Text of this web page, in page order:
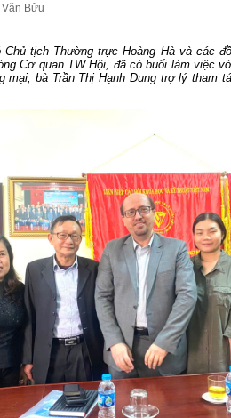
Bửu
Chủ tịch Thường trực Hoàng Hà và các
Cơ quan TW Hội, đã có buổi làm việc
mại; bà Trần Thị Hạnh Dung trợ lý tham